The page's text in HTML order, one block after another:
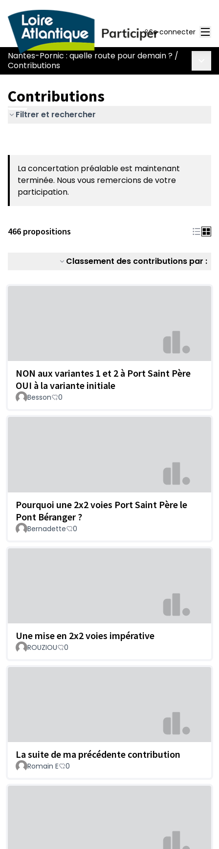
Se connecter
Nantes-Pornic : quelle route pour demain ? /
Contributions
Contributions
Filtrer et rechercher
La concertation préalable est maintenant
terminée. Nous vous remercions de votre
participation.
466 propositions
Classement des contributions par :
NON aux variantes 1 et 2 à Port Saint Père
OUI à la variante initiale
Besson 0
Pourquoi une 2x2 voies Port Saint Père le
Pont Béranger ?
Bernadette 0
Une mise en 2x2 voies impérative
ROUZIOU 0
La suite de ma précédente contribution
Romain E 0